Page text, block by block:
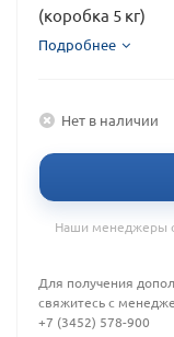
(коробка 5 кг)
Подробнее
Нет в наличии
Наши менеджеры
Для получения
свяжитесь с
+7 (3452) 578-900